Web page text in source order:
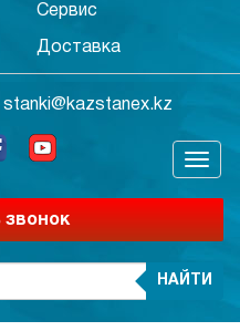
Сервис
Доставка
звонок
НАЙТИ